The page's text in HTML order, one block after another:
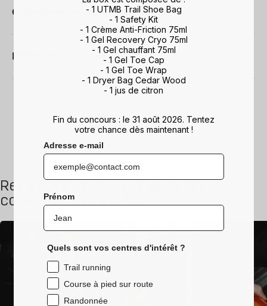
Caractéristiques techniques
Entretien
Retrouvez ce produit dans les
collections suivantes
- 1 UTMB Trail Shoe Bag
- 1 Safety Kit
- 1 Crème Anti-Friction 75ml
- 1 Gel Recovery Cryo 75ml
- 1 Gel chauffant 75ml
- 1 Gel Toe Cap
- 1 Gel Toe Wrap
- 1 Dryer Bag Cedar Wood
- 1 jus de citron
Fin du concours : le 31 août 2026. Tentez
votre chance dès maintenant !
Adresse e-mail
Prénom
Quels sont vos centres d'intérêt ?
Trail running
Course à pied sur route
Randonnée